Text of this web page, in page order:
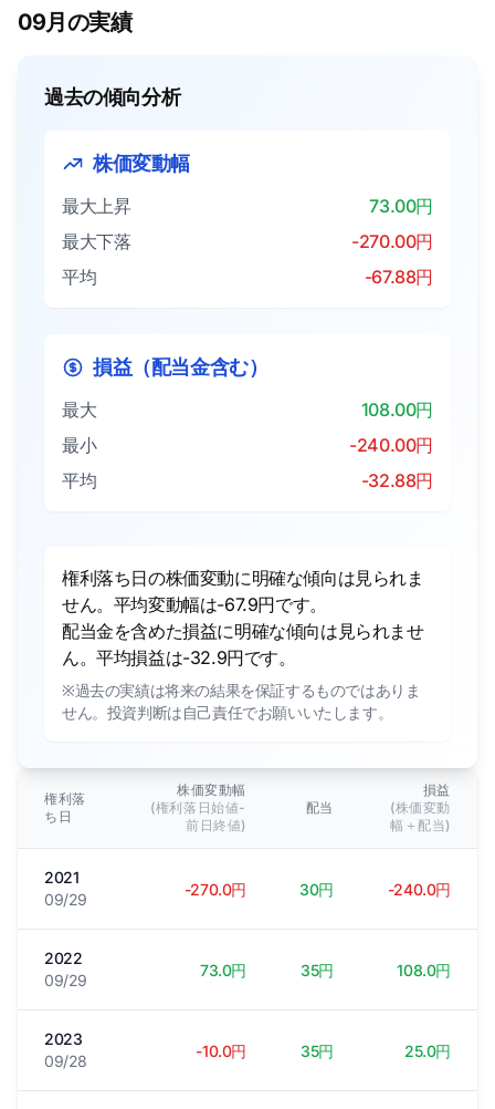
09月の実績
過去の傾向分析
株価変動幅
最大上昇
73.00円
最大下落
-270.00円
平均
-67.88円
損益（配当金含む）
最大
108.00円
最小
-240.00円
平均
-32.88円
権利落ち日の株価変動に明確な傾向は見られま
せん。平均変動幅は-67.9円です。
配当金を含めた損益に明確な傾向は見られませ
ん。平均損益は-32.9円です。
※過去の実績は将来の結果を保証するものではありま
せん。投資判断は自己責任でお願いいたします。
権利落
ち日
株価変動幅
(権利落日始値-
前日終値)
配当
損益
(株価変動
幅＋配当)
2021
09/29
-270.0円 30円 -240.0円
2022
09/29
73.0円 35円 108.0円
2023
09/28
-10.0円 35円 25.0円